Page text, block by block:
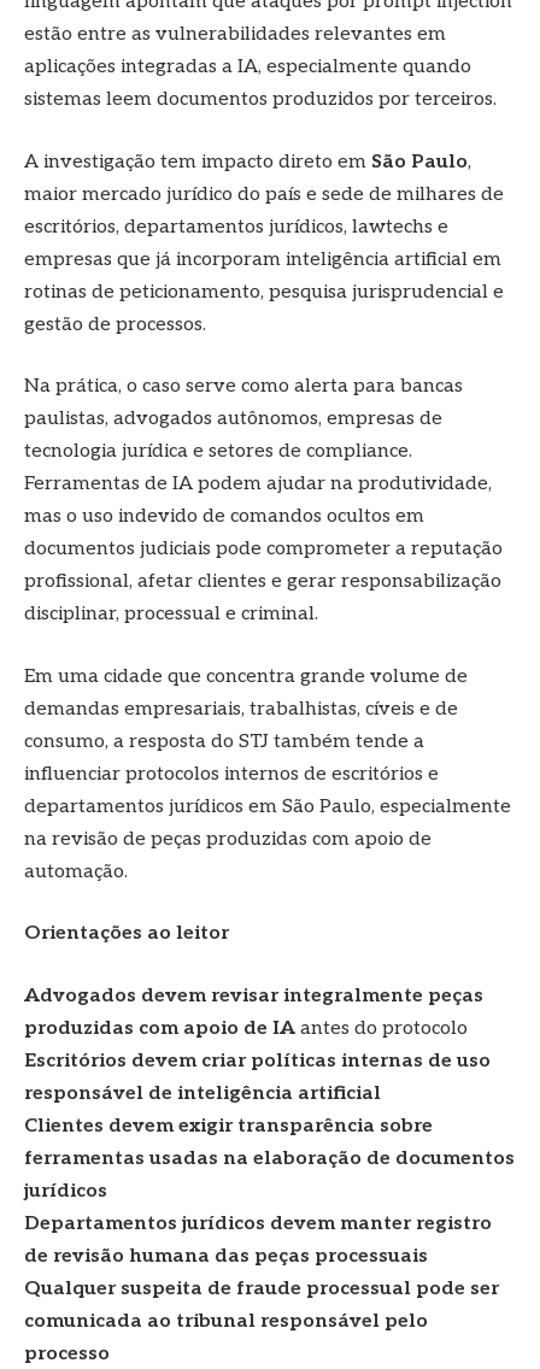
estão entre as vulnerabilidades relevantes em
aplicações integradas a IA, especialmente quando
sistemas leem documentos produzidos por terceiros.
A investigação tem impacto direto em São Paulo,
maior mercado jurídico do país e sede de milhares de
escritórios, departamentos jurídicos, lawtechs e
empresas que já incorporam inteligência artificial em
rotinas de peticionamento, pesquisa jurisprudencial e
gestão de processos.
Na prática, o caso serve como alerta para bancas
paulistas, advogados autônomos, empresas de
tecnologia jurídica e setores de compliance.
Ferramentas de IA podem ajudar na produtividade,
mas o uso indevido de comandos ocultos em
documentos judiciais pode comprometer a reputação
profissional, afetar clientes e gerar responsabilização
disciplinar, processual e criminal.
Em uma cidade que concentra grande volume de
demandas empresariais, trabalhistas, cíveis e de
consumo, a resposta do STJ também tende a
influenciar protocolos internos de escritórios e
departamentos jurídicos em São Paulo, especialmente
na revisão de peças produzidas com apoio de
automação.
Orientações ao leitor
Advogados devem revisar integralmente peças
produzidas com apoio de IA antes do protocolo
Escritórios devem criar políticas internas de uso
responsável de inteligência artificial
Clientes devem exigir transparência sobre
ferramentas usadas na elaboração de documentos
jurídicos
Departamentos jurídicos devem manter registro
de revisão humana das peças processuais
Qualquer suspeita de fraude processual pode ser
comunicada ao tribunal responsável pelo
processo